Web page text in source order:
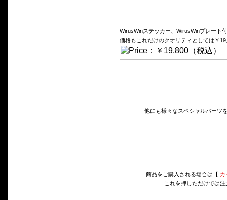
WirusWinステッカー、WirusWinプレート
価格もこれだけのクオリティとしては￥
他にも様々なスペシャルパーツ
商品をご購入される場合は【 カ
これを押しただけでは